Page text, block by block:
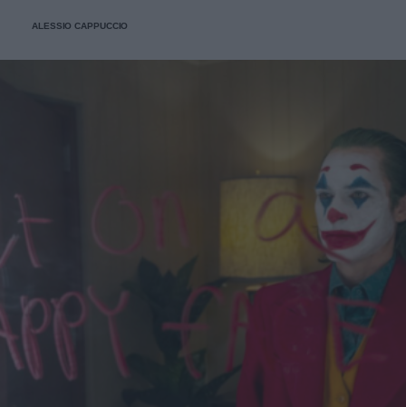
ALESSIO CAPPUCCIO